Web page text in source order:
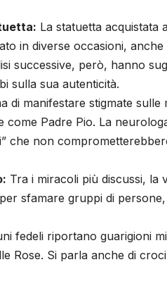
La statuetta acquistata
in diverse occasioni,
successive, però, hanno
sulla sua autenticità.
di manifestare stigmate
come Padre Pio. La
che non
Tra i miracoli più discussi, la
sfamare gruppi di
fedeli riportano guarigioni
Rose. Si parla anche di